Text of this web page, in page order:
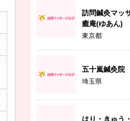
訪問鍼灸マッ
癒庵(ゆあん)
東京都
五十嵐鍼灸院
埼玉県
はり・きゅう